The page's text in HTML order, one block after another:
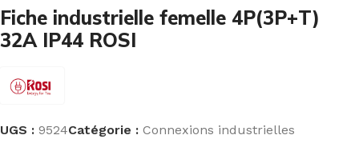
Fiche industrielle femelle 4P(3P+T)
32A IP44 ROSI
UGS : 9524Catégorie : Connexions industrielles